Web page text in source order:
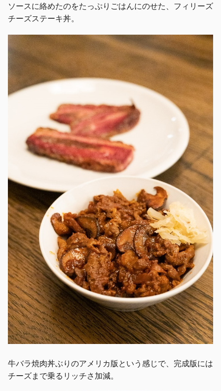
ソースに絡めたのをたっぷりごはんにのせた、フィリーズ
チーズステーキ丼。
牛バラ焼肉丼ぶりのアメリカ版という感じで、完成版には
チーズまで乗るリッチさ加減。